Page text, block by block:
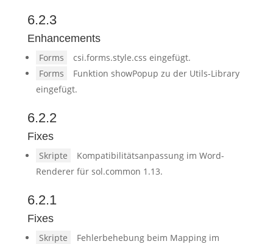
6.2.3
Enhancements
Forms
csi.forms.style.css eingefügt.
Forms
Funktion showPopup zu der Utils-Library
eingefügt.
6.2.2
Fixes
Skripte
Kompatibilitätsanpassung im Word-
Renderer für sol.common 1.13.
6.2.1
Fixes
Skripte
Fehlerbehebung beim Mapping im